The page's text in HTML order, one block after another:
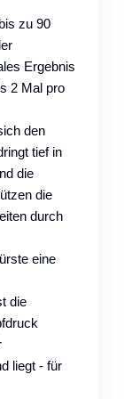
zu 90
Ergebnis
2 Mal pro
den
tief in
die
die
durch
eine
die
liegt - für